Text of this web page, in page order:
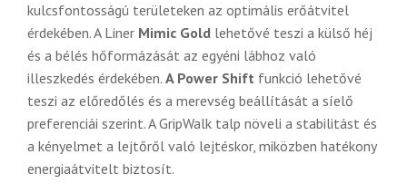
kulcsfontosságú területeken az optimális erőátvitel
érdekében. A Liner Mimic Gold lehetővé teszi a külső héj
és a bélés hőformázását az egyéni lábhoz való
illeszkedés érdekében. A Power Shift funkció lehetővé
teszi az előredőlés és a merevség beállítását a síelő
preferenciái szerint. A GripWalk talp növeli a stabilitást és
a kényelmet a lejtőről való lejtéskor, miközben hatékony
energiaátvitelt biztosít.